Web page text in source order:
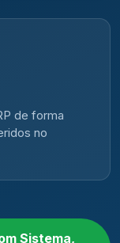
de forma
no
Sistema,